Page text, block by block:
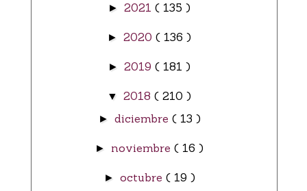
► 2021 ( 135 )
► 2020 ( 136 )
► 2019 ( 181 )
▼ 2018 ( 210 )
► diciembre ( 13 )
► noviembre ( 16 )
► octubre ( 19 )